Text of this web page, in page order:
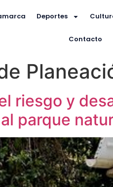
Deportes
Contacto
riesgo y
parque